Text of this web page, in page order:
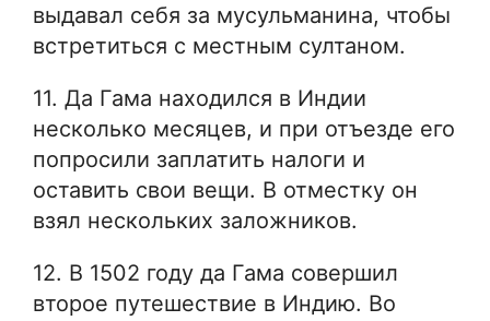
выдавал себя за мусульманина, чтобы
встретиться с местным султаном.
11. Да Гама находился в Индии
несколько месяцев, и при отъезде его
попросили заплатить налоги и
оставить свои вещи. В отместку он
взял нескольких заложников.
12. В 1502 году да Гама совершил
второе путешествие в Индию. Во